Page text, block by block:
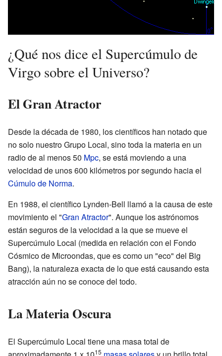
¿Qué nos dice el Supercúmulo de
Virgo sobre el Universo?
El Gran Atractor
Desde la década de 1980, los científicos han notado que
no solo nuestro Grupo Local, sino toda la materia en un
radio de al menos 50 Mpc, se está moviendo a una
velocidad de unos 600 kilómetros por segundo hacia el
Cúmulo de Norma.
En 1988, el científico Lynden-Bell llamó a la causa de este
movimiento el "Gran Atractor". Aunque los astrónomos
están seguros de la velocidad a la que se mueve el
Supercúmulo Local (medida en relación con el Fondo
Cósmico de Microondas, que es como un "eco" del Big
Bang), la naturaleza exacta de lo que está causando esta
atracción aún no se conoce del todo.
La Materia Oscura
El Supercúmulo Local tiene una masa total de
15